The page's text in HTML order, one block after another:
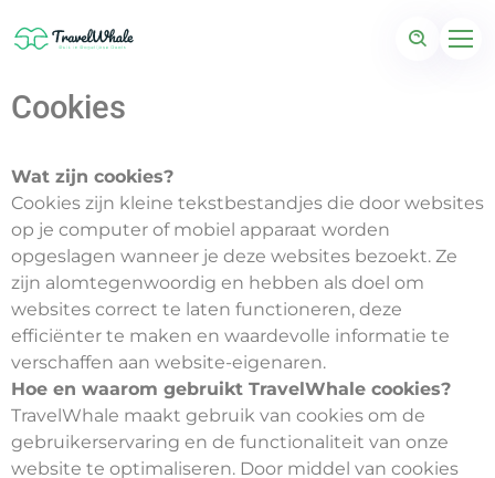
Cookies
Wat zijn cookies?
Cookies zijn kleine tekstbestandjes die door websites
op je computer of mobiel apparaat worden
opgeslagen wanneer je deze websites bezoekt. Ze
zijn alomtegenwoordig en hebben als doel om
websites correct te laten functioneren, deze
efficiënter te maken en waardevolle informatie te
verschaffen aan website-eigenaren.
Hoe en waarom gebruikt TravelWhale cookies?
TravelWhale maakt gebruik van cookies om de
gebruikerservaring en de functionaliteit van onze
website te optimaliseren. Door middel van cookies